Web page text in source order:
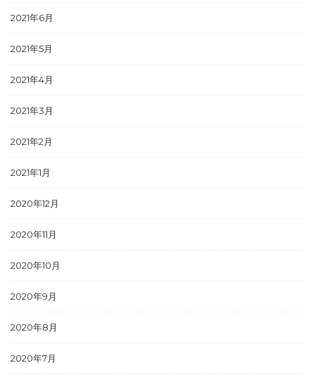
2021年6月
2021年5月
2021年4月
2021年3月
2021年2月
2021年1月
2020年12月
2020年11月
2020年10月
2020年9月
2020年8月
2020年7月